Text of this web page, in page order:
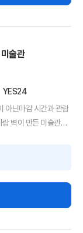
술관
YES24
아닌마감 시간과 관람
벽이 만든 미술관은